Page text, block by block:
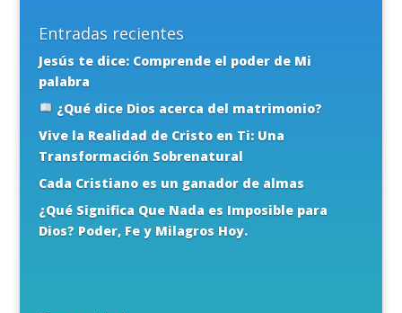
Entradas recientes
Jesús te dice: Comprende el poder de Mi
palabra
¿Qué dice Dios acerca del matrimonio?
Vive la Realidad de Cristo en Ti: Una
Transformación Sobrenatural
Cada Cristiano es un ganador de almas
¿Qué Significa Que Nada es Imposible para
Dios? Poder, Fe y Milagros Hoy.